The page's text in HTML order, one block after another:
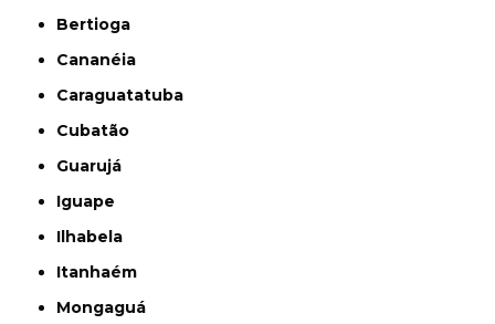
Bertioga
Cananéia
Caraguatatuba
Cubatão
Guarujá
Iguape
Ilhabela
Itanhaém
Mongaguá